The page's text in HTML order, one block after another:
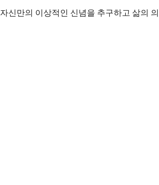
자신만의 이상적인 신념을 추구하고 삶의